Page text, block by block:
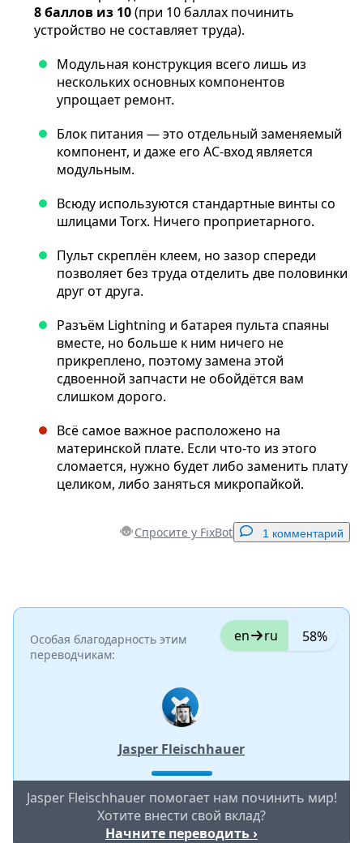
8 баллов из 10(при 10 баллах починить
устройство не составляет труда).
Модульная конструкция всего лишь из
нескольких основных компонентов
упрощает ремонт.
Блок питания — это отдельный заменяемый
компонент, и даже его AC-вход является
модульным.
Всюду используются стандартные винты со
шлицами Torx. Ничего проприетарного.
Пульт скреплён клеем, но зазор спереди
позволяет без труда отделить две половинки
друг от друга.
Разъём Lightning и батарея пульта спаяны
вместе, но больше к ним ничего не
прикреплено, поэтому замена этой
сдвоенной запчасти не обойдётся вам
слишком дорого.
Всё самое важное расположено на
материнской плате. Если что-то из этого
сломается, нужно будет либо заменить плату
целиком, либо заняться микропайкой.
Спросите у FixBot 1 комментарий
Добавить комментарий
Отмена
Особая благодарность этим
переводчикам:
en ru 58%
Jasper Fleischhauer
Jasper Fleischhauer помогает нам починить мир!
Хотите внести свой вклад?
Начните переводить ›